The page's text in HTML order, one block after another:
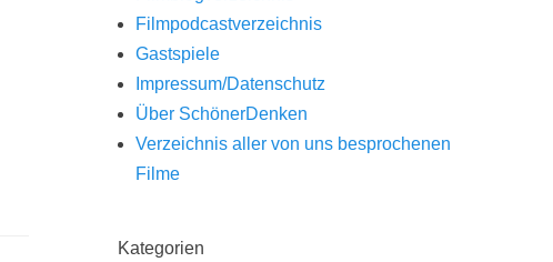
Filmpodcastverzeichnis
Gastspiele
Impressum/Datenschutz
Über SchönerDenken
Verzeichnis aller von uns besprochenen
Filme
Kategorien